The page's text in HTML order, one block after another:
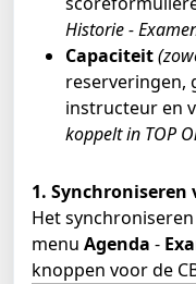
Historie -
Capaciteit
reserveringen,
instructeur en
koppelt in TOP
1. Synchroniseren
Het synchroniseren
menu Agenda -
knoppen voor de